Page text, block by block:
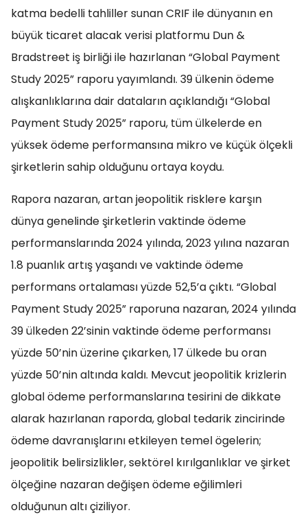
katma bedelli tahliller sunan CRIF ile dünyanın en
büyük ticaret alacak verisi platformu Dun &
Bradstreet iş birliği ile hazırlanan “Global Payment
Study 2025” raporu yayımlandı. 39 ülkenin ödeme
alışkanlıklarına dair dataların açıklandığı “Global
Payment Study 2025” raporu, tüm ülkelerde en
yüksek ödeme performansına mikro ve küçük ölçekli
şirketlerin sahip olduğunu ortaya koydu.
Rapora nazaran, artan jeopolitik risklere karşın
dünya genelinde şirketlerin vaktinde ödeme
performanslarında 2024 yılında, 2023 yılına nazaran
1.8 puanlık artış yaşandı ve vaktinde ödeme
performans ortalaması yüzde 52,5’a çıktı. “Global
Payment Study 2025” raporuna nazaran, 2024 yılında
39 ülkeden 22’sinin vaktinde ödeme performansı
yüzde 50’nin üzerine çıkarken, 17 ülkede bu oran
yüzde 50’nin altında kaldı. Mevcut jeopolitik krizlerin
global ödeme performanslarına tesirini de dikkate
alarak hazırlanan raporda, global tedarik zincirinde
ödeme davranışlarını etkileyen temel ögelerin;
jeopolitik belirsizlikler, sektörel kırılganlıklar ve şirket
ölçeğine nazaran değişen ödeme eğilimleri
olduğunun altı çiziliyor.